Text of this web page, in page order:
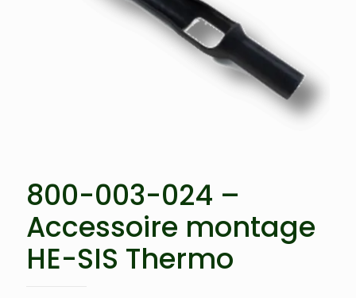
800-003-024 –
Accessoire montage
HE-SIS Thermo